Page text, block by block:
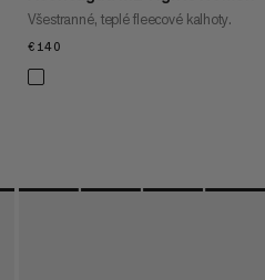
Všestranné, teplé fleecové kalhoty.
€140